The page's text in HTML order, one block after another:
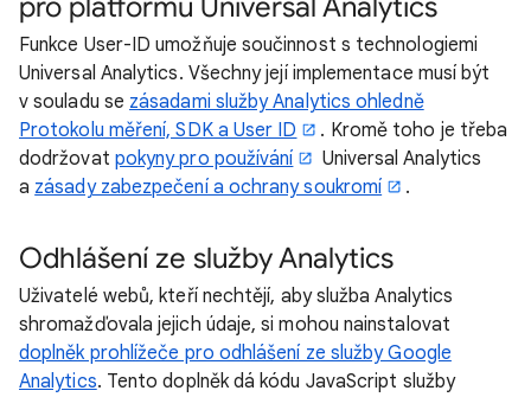
pro platformu Universal Analytics
Funkce User-ID umožňuje součinnost s technologiemi
Universal Analytics. Všechny její implementace musí být
v souladu se zásadami služby Analytics ohledně
Protokolu měření, SDK a User ID
. Kromě toho je třeba
dodržovat pokyny pro používání
Universal Analytics
a zásady zabezpečení a ochrany soukromí .
Odhlášení ze služby Analytics
Uživatelé webů, kteří nechtějí, aby služba Analytics
shromažďovala jejich údaje, si mohou nainstalovat
doplněk prohlížeče pro odhlášení ze služby Google
Analytics. Tento doplněk dá kódu JavaScript služby